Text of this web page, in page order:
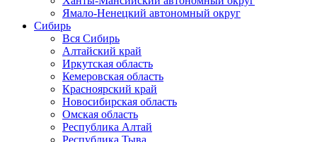
Ямало-Ненецкий автономный округ
Сибирь
Вся Сибирь
Алтайский край
Иркутская область
Кемеровская область
Красноярский край
Новосибирская область
Омская область
Республика Алтай
Республика Тыва